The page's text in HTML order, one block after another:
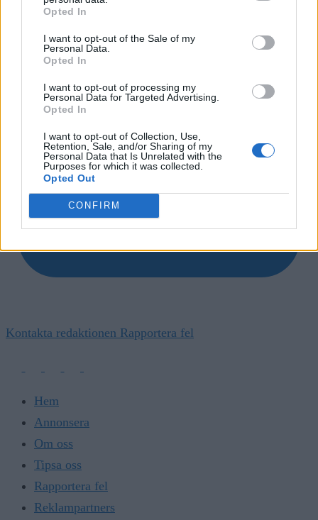
Opted In
I want to opt-out of the Sale of my
Personal Data.
Opted In
I want to opt-out of processing my
Personal Data for Targeted Advertising.
Opted In
I want to opt-out of Collection, Use,
Retention, Sale, and/or Sharing of my
Personal Data that Is Unrelated with the
Purposes for which it was collected.
Opted Out
CONFIRM
Kontakta redaktionen Rapportera fel
Hem
Annonsera
Om oss
Tipsa oss
Rapportera fel
Reklampartners